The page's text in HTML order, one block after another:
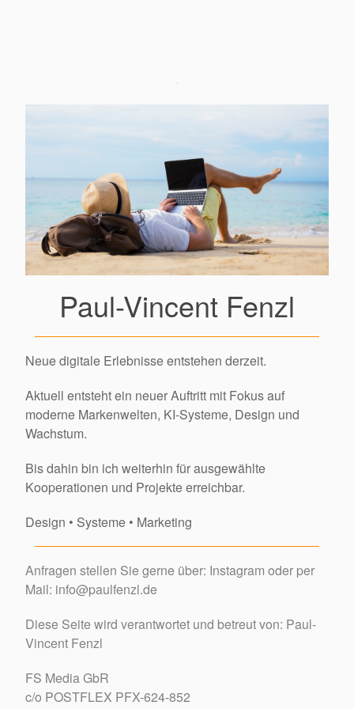
Paul-Vincent Fenzl
Neue digitale Erlebnisse entstehen derzeit.
Aktuell entsteht ein neuer Auftritt mit Fokus auf
moderne Markenwelten, KI-Systeme, Design und
Wachstum.
Bis dahin bin ich weiterhin für ausgewählte
Kooperationen und Projekte erreichbar.
Design • Systeme • Marketing
Anfragen stellen Sie gerne über: Instagram oder per
Mail: info@paulfenzl.de
Diese Seite wird verantwortet und betreut von: Paul-
Vincent Fenzl
FS Media GbR
c/o POSTFLEX PFX-624-852